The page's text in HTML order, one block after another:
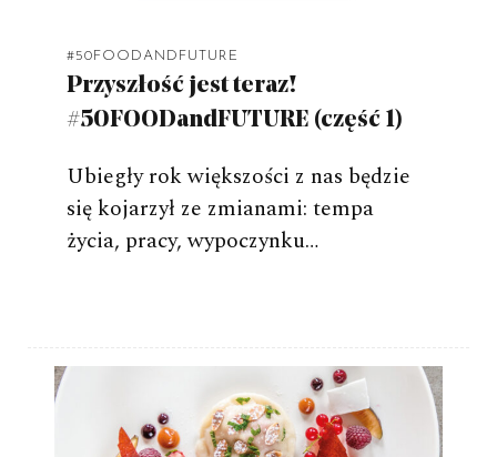
#50FOODANDFUTURE
Przyszłość jest teraz!
#50FOODandFUTURE (część 1)
Ubiegły rok większości z nas będzie
się kojarzył ze zmianami: tempa
życia, pracy, wypoczynku…